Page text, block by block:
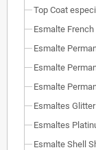
Top Coat
Esmalte French
Esmalte
Esmalte
Esmalte
Esmaltes Glitter
Esmaltes
Esmalte Shell